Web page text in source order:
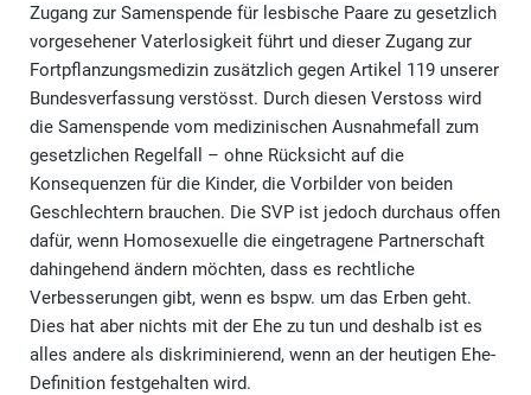
Zugang zur Samenspende für lesbische Paare zu gesetzlich
vorgesehener Vaterlosigkeit führt und dieser Zugang zur
Fortpflanzungsmedizin zusätzlich gegen Artikel 119 unserer
Bundesverfassung verstösst. Durch diesen Verstoss wird
die Samenspende vom medizinischen Ausnahmefall zum
gesetzlichen Regelfall – ohne Rücksicht auf die
Konsequenzen für die Kinder, die Vorbilder von beiden
Geschlechtern brauchen. Die SVP ist jedoch durchaus offen
dafür, wenn Homosexuelle die eingetragene Partnerschaft
dahingehend ändern möchten, dass es rechtliche
Verbesserungen gibt, wenn es bspw. um das Erben geht.
Dies hat aber nichts mit der Ehe zu tun und deshalb ist es
alles andere als diskriminierend, wenn an der heutigen Ehe-
Definition festgehalten wird.